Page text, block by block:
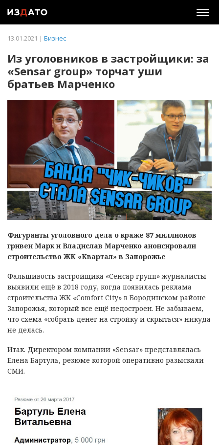
13.01.2021 | Бизнес
Из уголовников в застройщики: за
«Sensar group» торчат уши
братьев Марченко
Фигуранты уголовного дела о краже 87 миллионов
гривен Марк и Владислав Марченко анонсировали
строительство ЖК «Квартал» в Запорожье
Фальшивость застройщика «Сенсар групп» журналисты
выявили ещё в 2018 году, когда появилась реклама
строительства ЖК «Comfort City» в Бородинском районе
Запорожья, который все ещё недостроен. Не забываем,
что схема «собрать денег на стройку и скрыться» никуда
не делась.
Итак. Директором компании «Sensar» представлялась
Елена Бартуль, резюме которой оперативно разыскали
СМИ.